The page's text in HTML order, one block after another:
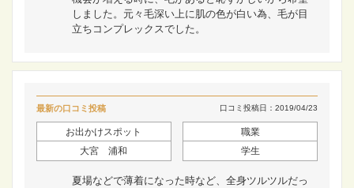
しました。元々毛深い上に肌の色が白い為、毛が目
立ちコンプレックスでした。
最新の口コミ投稿 口コミ投稿日：2019/04/23
お出かけスポット
大宮 浦和
職業
学生
夏場などで薄着になった時など、全身ツルツルだっ